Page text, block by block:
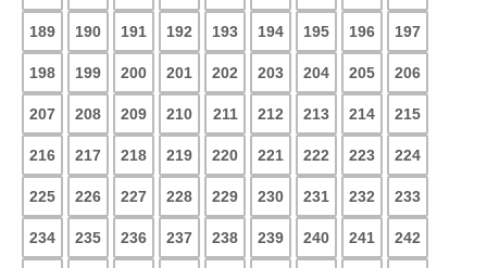
189 190 191 192 193 194 195 196 197
198 199 200 201 202 203 204 205 206
207 208 209 210 211 212 213 214 215
216 217 218 219 220 221 222 223 224
225 226 227 228 229 230 231 232 233
234 235 236 237 238 239 240 241 242